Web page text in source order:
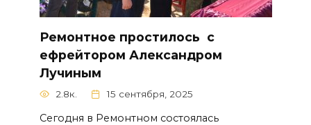
Ремонтное простилось с
ефрейтором Александром
Лучиным
2.8к. 15 сентября, 2025
Сегодня в Ремонтном состоялась